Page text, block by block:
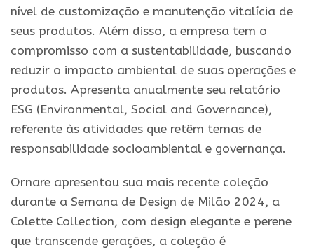
nível de customização e manutenção vitalícia de
seus produtos. Além disso, a empresa tem o
compromisso com a sustentabilidade, buscando
reduzir o impacto ambiental de suas operações e
produtos. Apresenta anualmente seu relatório
ESG (Environmental, Social and Governance),
referente às atividades que retêm temas de
responsabilidade socioambiental e governança.
Ornare apresentou sua mais recente coleção
durante a Semana de Design de Milão 2024, a
Colette Collection, com design elegante e perene
que transcende gerações, a coleção é